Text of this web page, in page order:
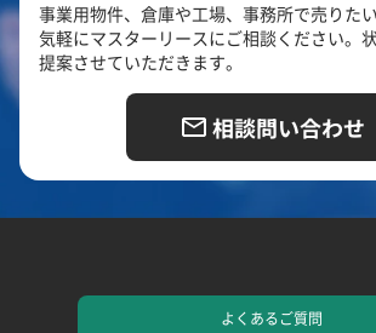
事業用物件、倉庫や工場、事務所で売りたい
気軽にマスターリースにご相談ください。
提案させていただきます。
相談問い合わせ
よくあるご質問